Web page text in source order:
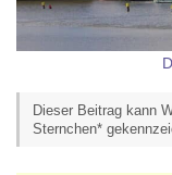
Dieser Beitrag kann
Sternchen*